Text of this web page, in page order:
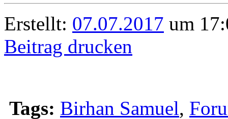
Erstellt: 07.07.2017 um
Beitrag drucken
Tags: Birhan Samuel,